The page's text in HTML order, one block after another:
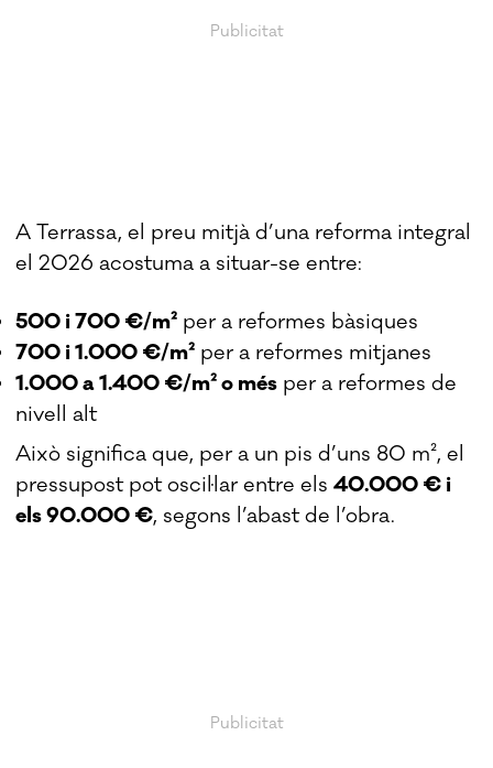
A Terrassa, el preu mitjà d’una reforma integral
el 2026 acostuma a situar-se entre:
500 i 700 €/m² per a reformes bàsiques
700 i 1.000 €/m² per a reformes mitjanes
1.000 a 1.400 €/m² o més per a reformes de
nivell alt
Això significa que, per a un pis d’uns 80 m², el
pressupost pot oscil·lar entre els40.000 € i
els 90.000 €, segons l’abast de l’obra.